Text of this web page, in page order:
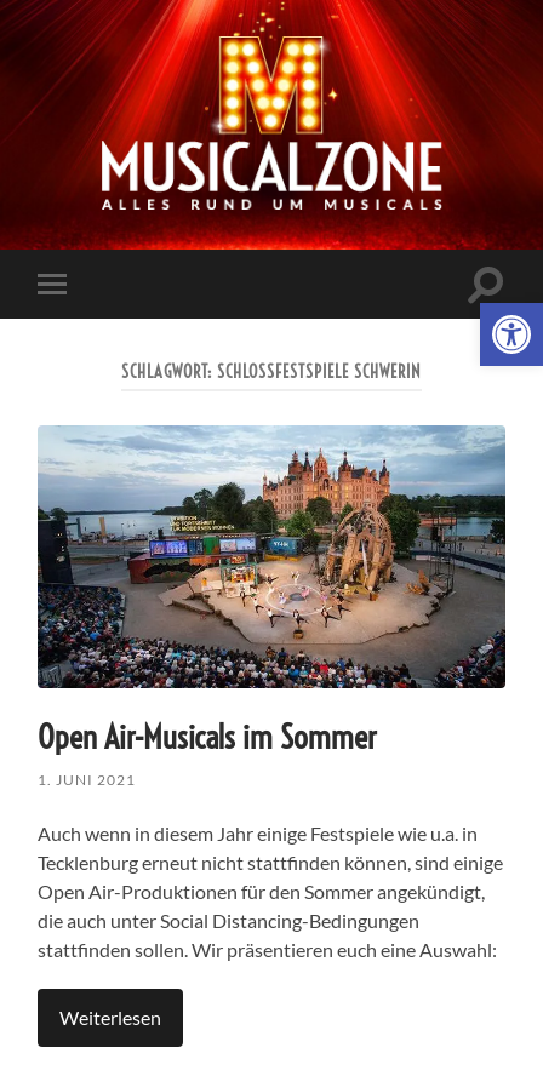
Musicalzone.de
Mobile-
Menü
ein-/
SCHLAGWORT: SCHLOSSFESTSPIELE SCHWERIN
Open Air-Musicals im Sommer
1. JUNI 2021
Auch wenn in diesem Jahr einige Festspiele wie u.a. in
Tecklenburg erneut nicht stattfinden können, sind einige
Open Air-Produktionen für den Sommer angekündigt,
die auch unter Social Distancing-Bedingungen
stattfinden sollen. Wir präsentieren euch eine Auswahl:
Weiterlesen